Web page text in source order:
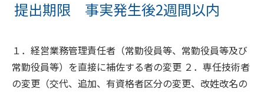
提出期限 事実発生後2週間以内
１．経営業務管理責任者（常勤役員等、常勤役員等及び
常勤役員等）を直接に補佐する者の変更 ２．専任技術者
の変更（交代、追加、有資格者区分の変更、改姓改名の